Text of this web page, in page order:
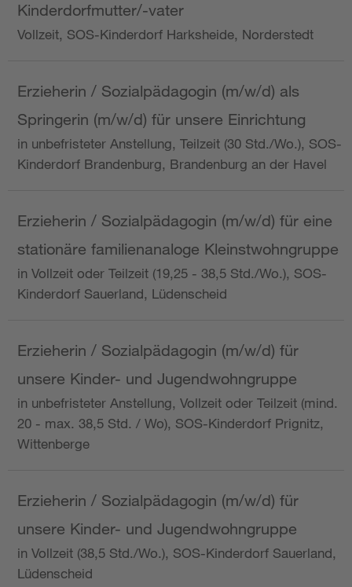
Kinderdorfmutter/-vater
Vollzeit, SOS-Kinderdorf Harksheide, Norderstedt
Erzieherin / Sozialpädagogin (m/w/d) als
Springerin (m/w/d) für unsere Einrichtung
in unbefristeter Anstellung, Teilzeit (30 Std./Wo.), SOS-
Kinderdorf Brandenburg, Brandenburg an der Havel
Erzieherin / Sozialpädagogin (m/w/d) für eine
stationäre familienanaloge Kleinstwohngruppe
in Vollzeit oder Teilzeit (19,25 - 38,5 Std./Wo.), SOS-
Kinderdorf Sauerland, Lüdenscheid
Erzieherin / Sozialpädagogin (m/w/d) für
unsere Kinder- und Jugendwohngruppe
in unbefristeter Anstellung, Vollzeit oder Teilzeit (mind.
20 - max. 38,5 Std. / Wo), SOS-Kinderdorf Prignitz,
Wittenberge
Erzieherin / Sozialpädagogin (m/w/d) für
unsere Kinder- und Jugendwohngruppe
in Vollzeit (38,5 Std./Wo.), SOS-Kinderdorf Sauerland,
Lüdenscheid